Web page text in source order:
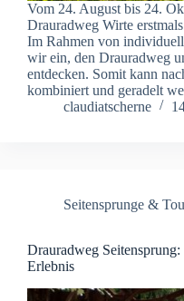
Vom 24. August bis 24.
Drauradweg Wirte
Im Rahmen von
wir ein, den Drauradweg
entdecken. Somit kann
kombiniert und geradelt
claudiatscherne
Seitensprunge &
Drauradweg
Erlebnis